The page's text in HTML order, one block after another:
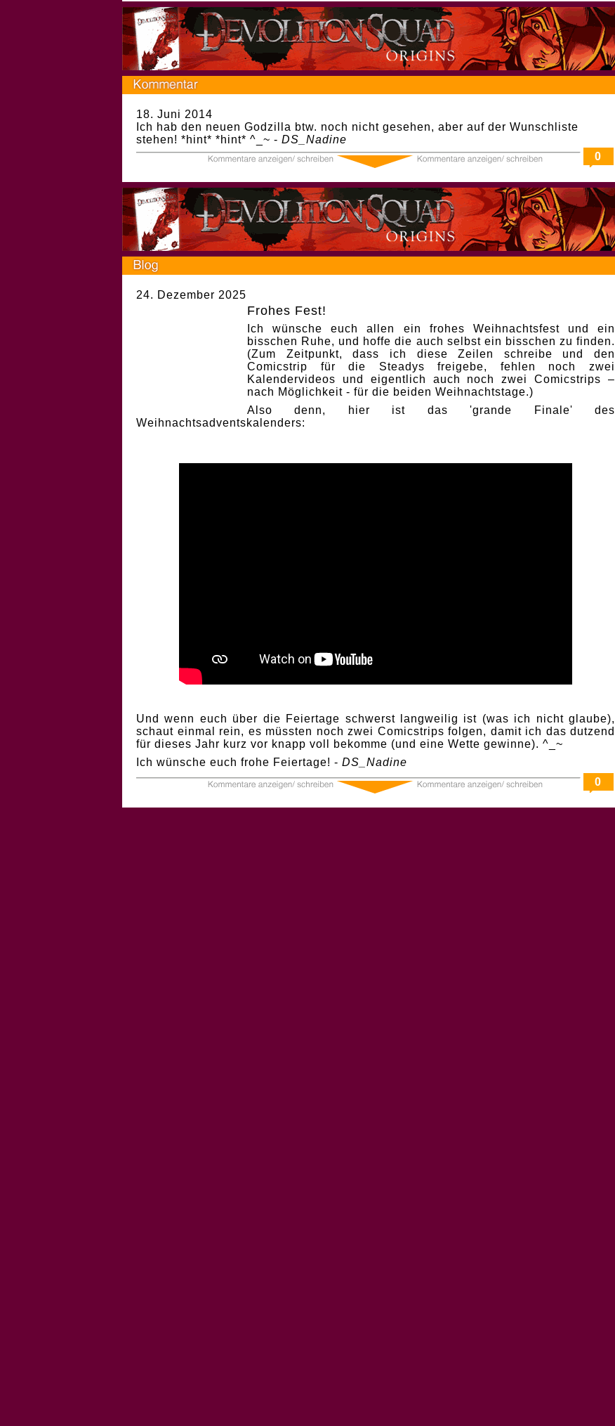
18. Juni 2014
Ich hab den neuen Godzilla btw. noch nicht gesehen, aber auf der Wunschliste
stehen! *hint* *hint* ^_~ - DS_Nadine
0
24. Dezember 2025
Frohes Fest!
Ich wünsche euch allen ein frohes Weihnachtsfest und ein
bisschen Ruhe, und hoffe die auch selbst ein bisschen zu finden.
(Zum Zeitpunkt, dass ich diese Zeilen schreibe und den
Comicstrip für die Steadys freigebe, fehlen noch zwei
Kalendervideos und eigentlich auch noch zwei Comicstrips –
nach Möglichkeit - für die beiden Weihnachtstage.)
Also denn, hier ist das 'grande Finale' des
Weihnachtsadventskalenders:
Und wenn euch über die Feiertage schwerst langweilig ist (was ich nicht glaube),
schaut einmal rein, es müssten noch zwei Comicstrips folgen, damit ich das dutzend
für dieses Jahr kurz vor knapp voll bekomme (und eine Wette gewinne). ^_~
Ich wünsche euch frohe Feiertage! - DS_Nadine
0